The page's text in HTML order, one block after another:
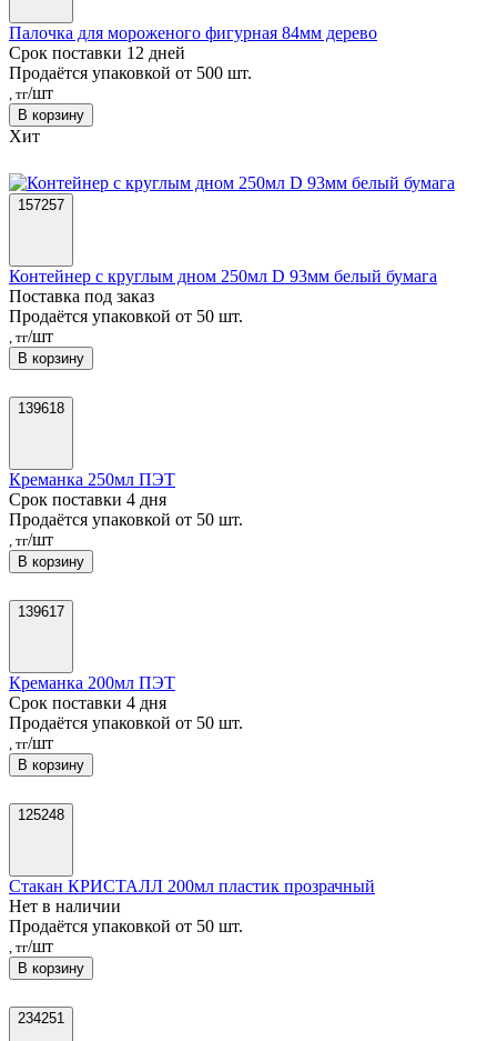
Палочка для мороженого фигурная 84мм дерево
Срок поставки 12 дней
Продаётся упаковкой от 500 шт.
, тг/шт
В корзину
Хит
157257
Контейнер с круглым дном 250мл D 93мм белый бумага
Поставка под заказ
Продаётся упаковкой от 50 шт.
, тг/шт
В корзину
139618
Креманка 250мл ПЭТ
Срок поставки 4 дня
Продаётся упаковкой от 50 шт.
, тг/шт
В корзину
139617
Креманка 200мл ПЭТ
Срок поставки 4 дня
Продаётся упаковкой от 50 шт.
, тг/шт
В корзину
125248
Стакан КРИСТАЛЛ 200мл пластик прозрачный
Нет в наличии
Продаётся упаковкой от 50 шт.
, тг/шт
В корзину
234251